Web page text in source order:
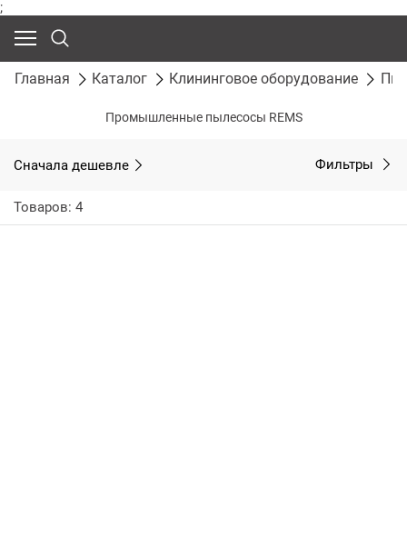
;
Главная Каталог Клининговое оборудование
Промышленные пылесосы REMS
Сначала дешевле Фильтры
Товаров: 4